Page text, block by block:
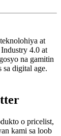
at
Industry 4.0 at
na gamitin
sa digital age.
o pricelist,
kami sa loob